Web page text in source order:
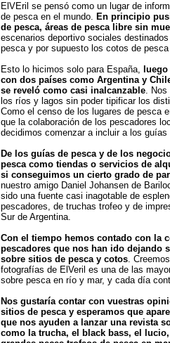
ElVEril se pensó como un lugar de
de pesca en el mundo. En principio
de pesca, áreas de pesca libre sin
escenarios deportivo sociales
pesca y por supuesto los cotos de
Esto lo hicimos solo para España,
con dos países como Argentina y
se reveló como casi inalcanzable. Nos
los ríos y lagos sin poder tipificar los
Como el censo de los lugares de pesca
que la colaboración de los pescadores
decidimos comenzar a incluir a los guías
De los guías de pesca y de los
pesca como tiendas o servicios de
si conseguimos un cierto grado de
nuestro amigo Daniel Johansen de
sido una fuente casi inagotable de
pescadores, de truchas trofeo y de
Sur de Argentina.
Con el tiempo hemos contado con la
pescadores que nos han ido dejando
sobre sitios de pesca y cotos.
fotografías de ElVeril es una de las
sobre pesca en río y mar, y cada día
Nos gustaría contar con vuestras
sitios de pesca y esperamos que
que nos ayuden a lanzar una revista
como la trucha, el black bass, el